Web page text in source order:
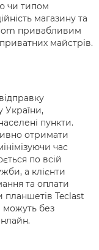
чи типом
магазину та
привабливим
майстрів.
України,
пункти.
отримати
час
по всій
а клієнти
та оплати
Teclast
можуть без